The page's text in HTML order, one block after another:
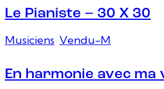
Le Pianiste – 30 X 30
Musiciens Vendu-M
En harmonie avec ma